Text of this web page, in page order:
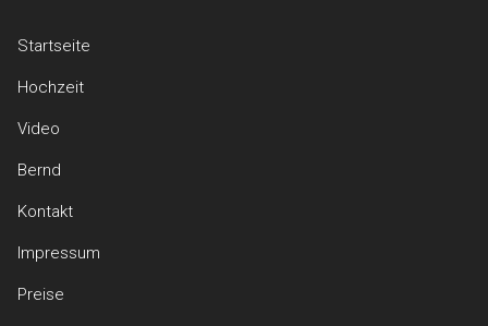
Startseite
Hochzeit
Video
Bernd
Kontakt
Impressum
Preise